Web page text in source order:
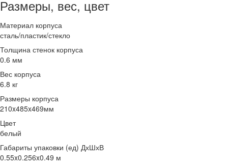
Размеры, вес, цвет
Материал корпуса
сталь/пластик/стекло
Толщина стенок корпуса
0.6 мм
Вес корпуса
6.8 кг
Размеры корпуса
210x485x469мм
Цвет
белый
Габариты упаковки (ед) ДхШхВ
0.55x0.256x0.49 м